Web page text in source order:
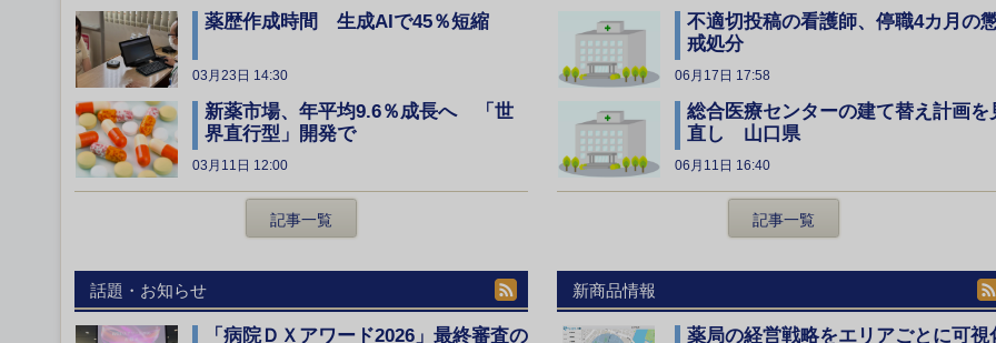
薬歴作成時間 生成AIで45％短縮
03月23日 14:30
新薬市場、年平均9.6％成長へ 「世
界直行型」開発で
03月11日 12:00
記事一覧
不適切投稿の看護師、停職4カ月の
戒処分
06月17日 17:58
総合医療センターの建て替え計画を
直し 山口県
06月11日 16:40
記事一覧
話題・お知らせ
「病院ＤＸアワード2026」最終審査の
新商品情報
薬局の経営戦略をエリアごとに可視